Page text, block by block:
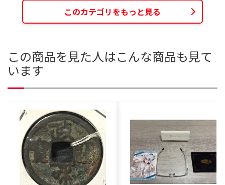
このカテゴリをもっと見る
この商品を見た人はこんな商品も見て
います